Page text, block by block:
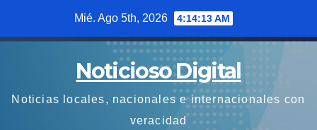
Mié. Ago 5th, 2026 4:14:14 AM
Noticioso Digital
Noticias locales, nacionales e internacionales con
veracidad